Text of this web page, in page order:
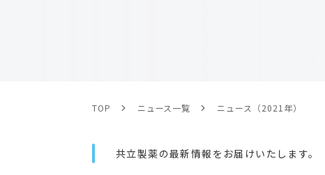
TOP ニュース一覧 ニュース（2021年）
共立製薬の最新情報をお届けいたします。